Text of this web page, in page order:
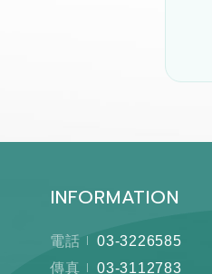
INFORMATION
電話
03-3226585
傳真
03-3112783